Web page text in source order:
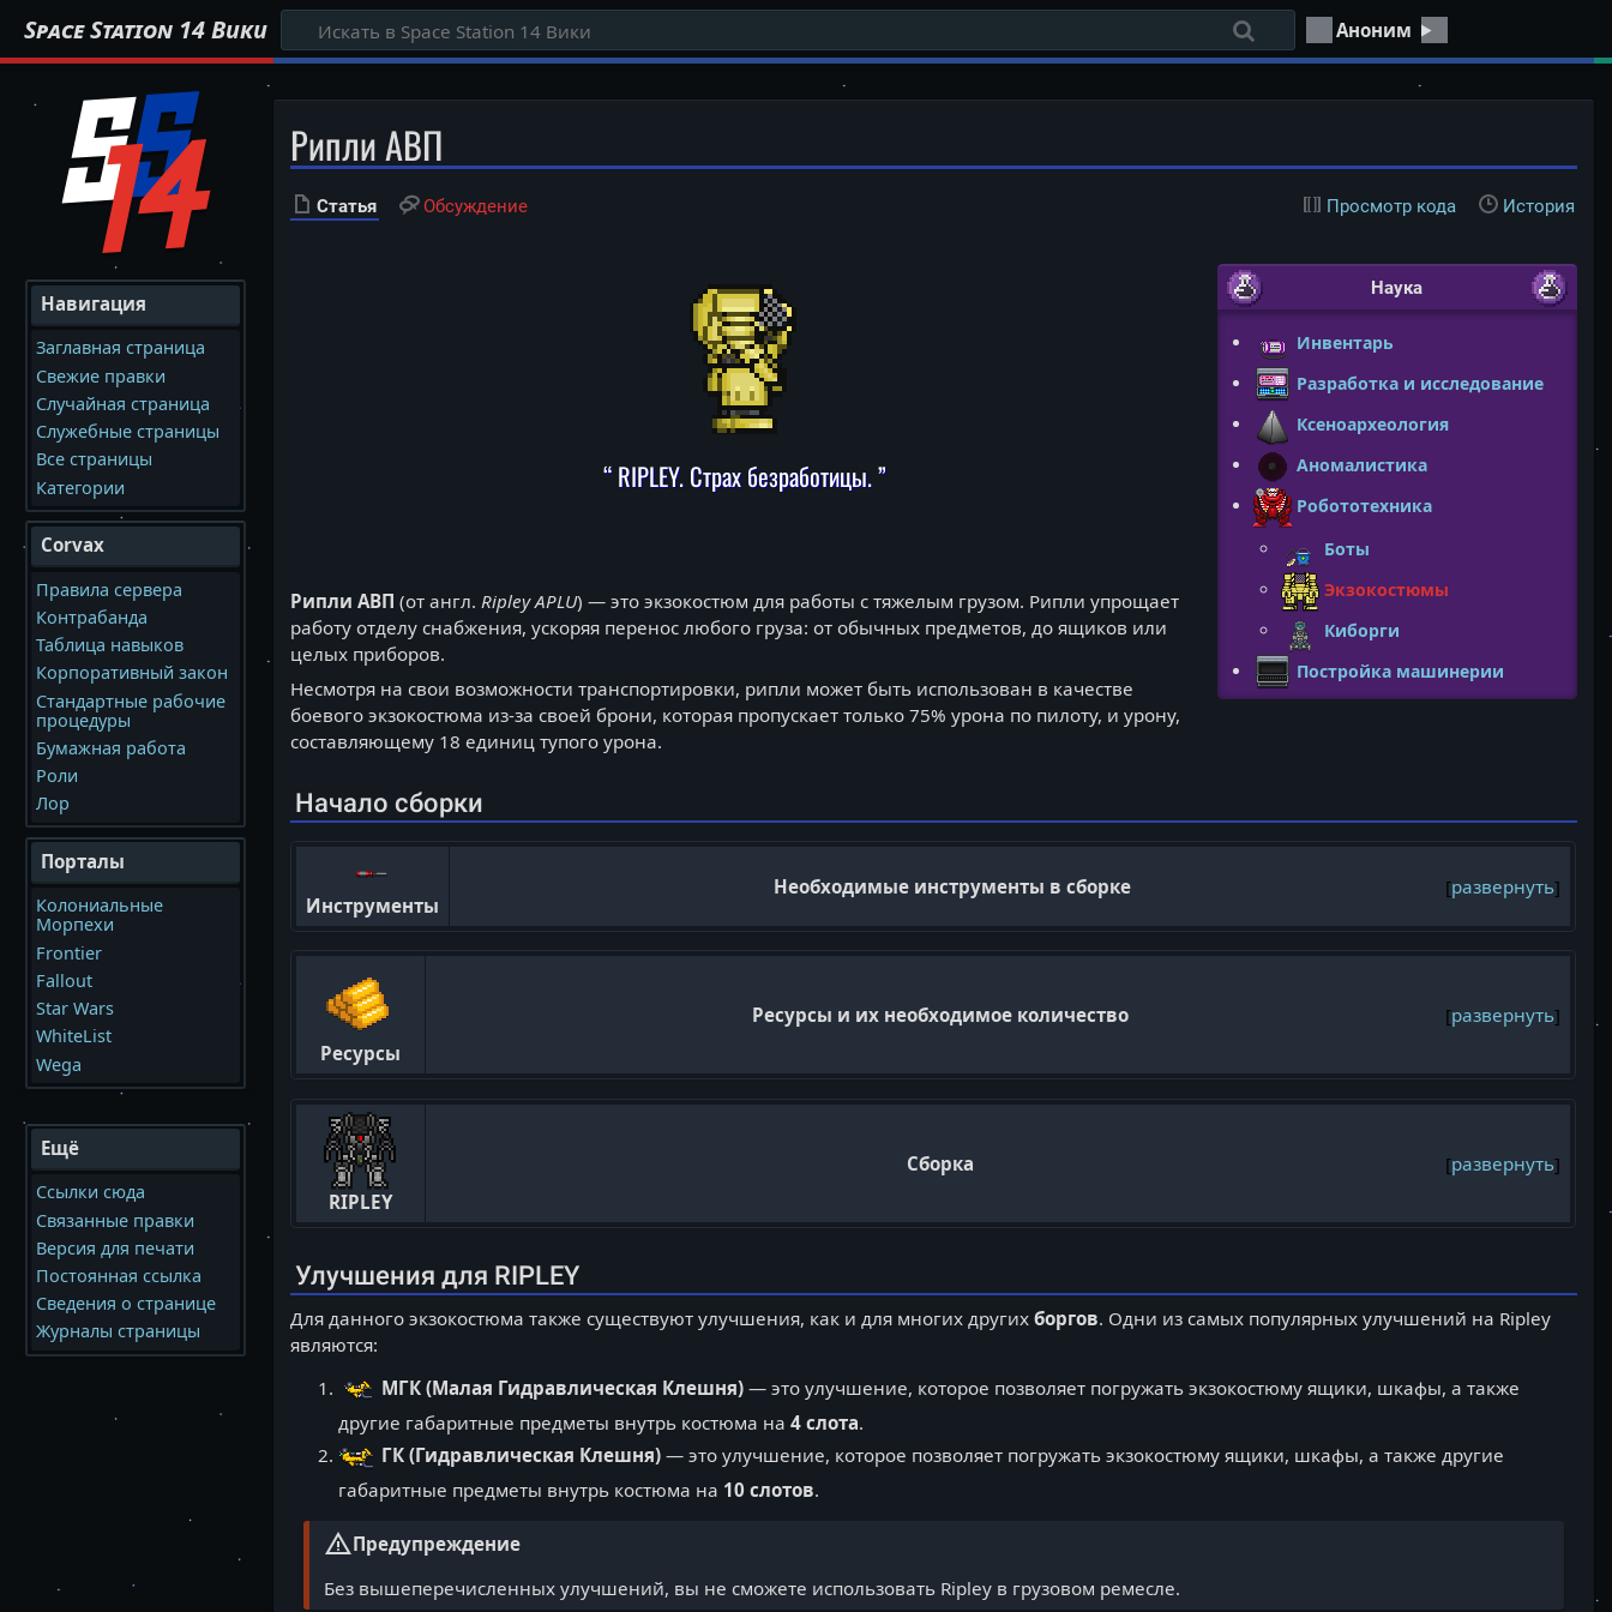
Аноним
Space Station 14 Вики
Рипли АВП
Статья Обсуждение Просмотр кода История
Наука
Инвентарь
Разработка и исследование
Ксеноархеология
Аномалистика
Робототехника
Боты
Экзокостюмы
Киборги
Постройка машинерии
“ RIPLEY. Страх безработицы. ”
Рипли АВП (от англ. Ripley APLU) ― это экзокостюм для работы с тяжелым грузом. Рипли упрощает
работу отделу снабжения, ускоряя перенос любого груза: от обычных предметов, до ящиков или
целых приборов.
Несмотря на свои возможности транспортировки, рипли может быть использован в качестве
боевого экзокостюма из-за своей брони, которая пропускает только 75% урона по пилоту, и урону,
составляющему 18 единиц тупого урона.
Начало сборки
Инструменты
развернуть
Необходимые инструменты в сборке
Ресурсы
развернуть
Ресурсы и их необходимое количество
RIPLEY
развернуть
Сборка
Улучшения для RIPLEY
Для данного экзокостюма также существуют улучшения, как и для многих других боргов. Одни из самых популярных улучшений на Ripley
являются:
МГК (Малая Гидравлическая Клешня)— это улучшение, которое позволяет погружать экзокостюму ящики, шкафы, а также
другие габаритные предметы внутрь костюма на 4 слота.
ГК (Гидравлическая Клешня)— это улучшение, которое позволяет погружать экзокостюму ящики, шкафы, а также другие
габаритные предметы внутрь костюма на 10 слотов.
warningПредупреждение
Без вышеперечисленных улучшений, вы не сможете использовать Ripley в грузовом ремесле.
Навигация
Заглавная страница
Свежие правки
Случайная страница
Служебные страницы
Все страницы
Категории
Corvax
Правила сервера
Контрабанда
Таблица навыков
Корпоративный закон
Стандартные рабочие
процедуры
Бумажная работа
Роли
Лор
Порталы
Колониальные
Морпехи
Frontier
Fallout
Star Wars
WhiteList
Wega
Ещё
Ссылки сюда
Связанные правки
Версия для печати
Постоянная ссылка
Сведения о странице
Журналы страницы